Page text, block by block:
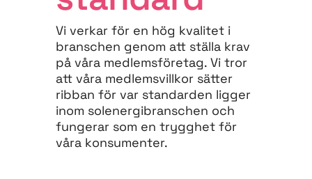
Vi verkar för en hög kvalitet i
branschen genom att ställa krav
på våra medlemsföretag. Vi tror
att våra medlemsvillkor sätter
ribban för var standarden ligger
inom solenergibranschen och
fungerar som en trygghet för
våra konsumenter.